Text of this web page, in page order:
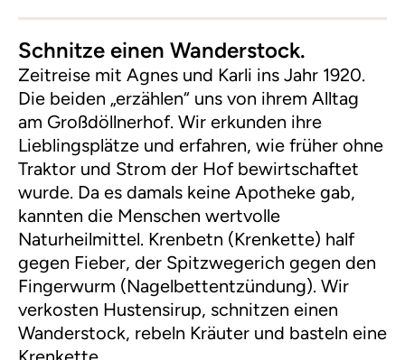
Schnitze einen Wanderstock.
Zeitreise mit Agnes und Karli ins Jahr 1920.
Die beiden „erzählen“ uns von ihrem Alltag
am Großdöllnerhof. Wir erkunden ihre
Lieblingsplätze und erfahren, wie früher ohne
Traktor und Strom der Hof bewirtschaftet
wurde. Da es damals keine Apotheke gab,
kannten die Menschen wertvolle
Naturheilmittel. Krenbetn (Krenkette) half
gegen Fieber, der Spitzwegerich gegen den
Fingerwurm (Nagelbettentzündung). Wir
verkosten Hustensirup, schnitzen einen
Wanderstock, rebeln Kräuter und basteln eine